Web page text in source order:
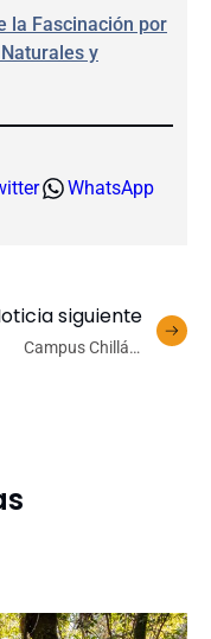
la Fascinación por
y
WhatsApp
siguiente
Campus Chillán: